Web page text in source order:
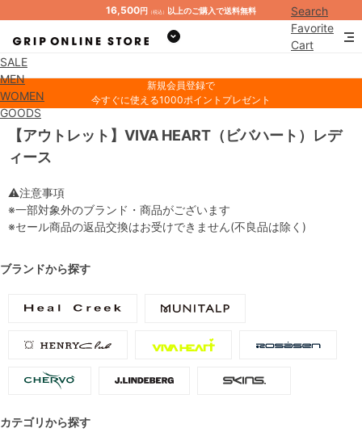
16,500円 （税込） 以上のご購入で送料無料
Search
Favorite
Cart
SALE
MEN
WOMEN
GOODS
新規会員登録で
今すぐに使える1000ポイントプレゼント
【アウトレット】VIVA HEART（ビバハート）レデ
ィース
⚠注意事項
※一部対象外のブランド・商品がございます
※セール商品の返品交換はお受けできません(不良品は除く)
ブランドから探す
カテゴリから探す